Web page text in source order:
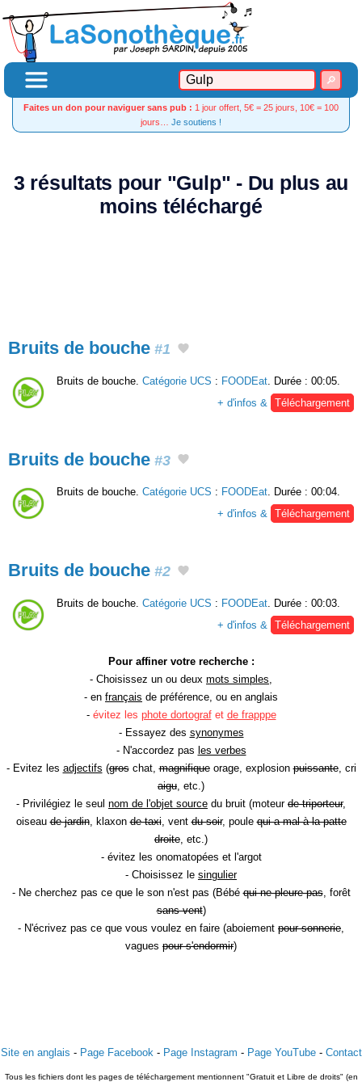
Faites un don pour naviguer sans pub : 1 jour offert, 5€ = 25 jours, 10€ = 100
jours… Je soutiens !
3 résultats pour "Gulp" - Du plus au
moins téléchargé
Bruits de bouche #1
Bruits de bouche. Catégorie UCS : FOODEat . Durée : 00:05.
+ d'infos &
Téléchargement
Bruits de bouche #3
Bruits de bouche. Catégorie UCS : FOODEat. Durée : 00:04.
+ d'infos & Téléchargement
Bruits de bouche #2
Bruits de bouche. Catégorie UCS : FOODEat . Durée : 00:03.
+ d'infos &
Téléchargement
Pour affiner votre recherche :
- Choisissez un ou deux mots simples
- en français de préférence, ou en anglais
- évitez les phote dortografet de frapppe
- Essayez des synonymes
- N'accordez pas les verbes
- Evitez les adjectifs (groschat,magnifiqueorage, explosionpuissante, cri
aigu , etc.)
- Privilégiez le seul nom de l'objet source du bruit (moteur de triporteur,
oiseaude jardin, klaxonde taxi, ventdu soir, poulequi a mal à la patte
droite , etc.)
- évitez les onomatopées et l'argot
- Choisissez le singulier
- Ne cherchez pas ce que le son n'est pas (Bébéqui ne pleure pas, forêt
sans vent)
- N'écrivez pas ce que vous voulez en faire (aboiement pour sonnerie
vagues pour s'endormir)
Site en anglais - Page Facebook - Page Instagram - Page YouTube- Contact
Tous les fichiers dont les pages de téléchargement mentionnent "Gratuit et Libre de droits" (en